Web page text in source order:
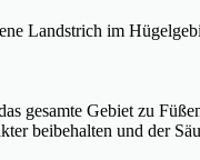
Landstrich im
gesamte Gebiet zu
beibehalten und der